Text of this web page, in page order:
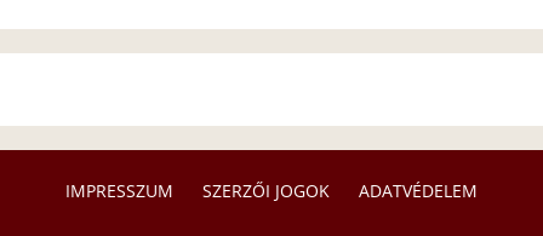
IMPRESSZUM SZERZŐI JOGOK ADATVÉDELEM